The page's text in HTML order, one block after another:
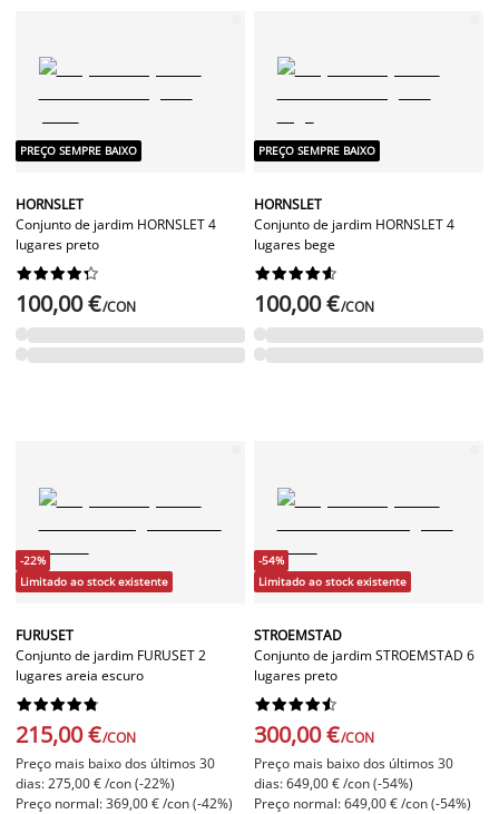
PREÇO SEMPRE BAIXO
HORNSLET
Conjunto de jardim HORNSLET 4
lugares preto






100,00 €/CON
PREÇO SEMPRE BAIXO
HORNSLET
Conjunto de jardim HORNSLET 4
lugares bege






100,00 €/CON
-22%
Limitado ao stock existente
FURUSET
Conjunto de jardim FURUSET 2
lugares areia escuro






215,00 €/CON
Preço mais baixo dos últimos 30
dias: 275,00 € /con (-22%)
Preço normal: 369,00 € /con (-42%)
-54%
Limitado ao stock existente
STROEMSTAD
Conjunto de jardim STROEMSTAD 6
lugares preto






300,00 €/CON
Preço mais baixo dos últimos 30
dias: 649,00 € /con (-54%)
Preço normal: 649,00 € /con (-54%)